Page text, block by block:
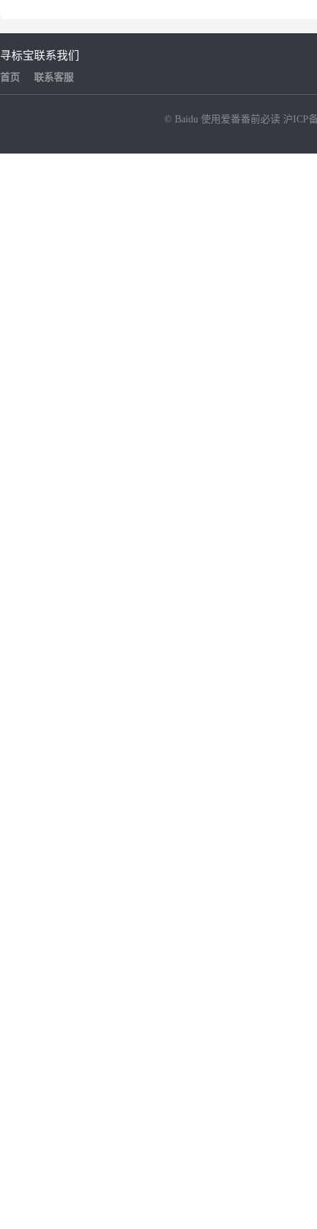
寻标宝
首页
联系我们
联系客服
© Baidu 使用爱番番前必读 沪ICP